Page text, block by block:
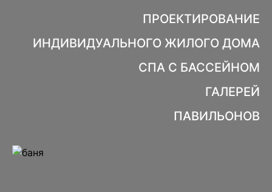
ПРОЕКТИРОВАНИЕ
ИНДИВИДУАЛЬНОГО ЖИЛОГО ДОМА
СПА С БАССЕЙНОМ
ГАЛЕРЕЙ
ПАВИЛЬОНОВ